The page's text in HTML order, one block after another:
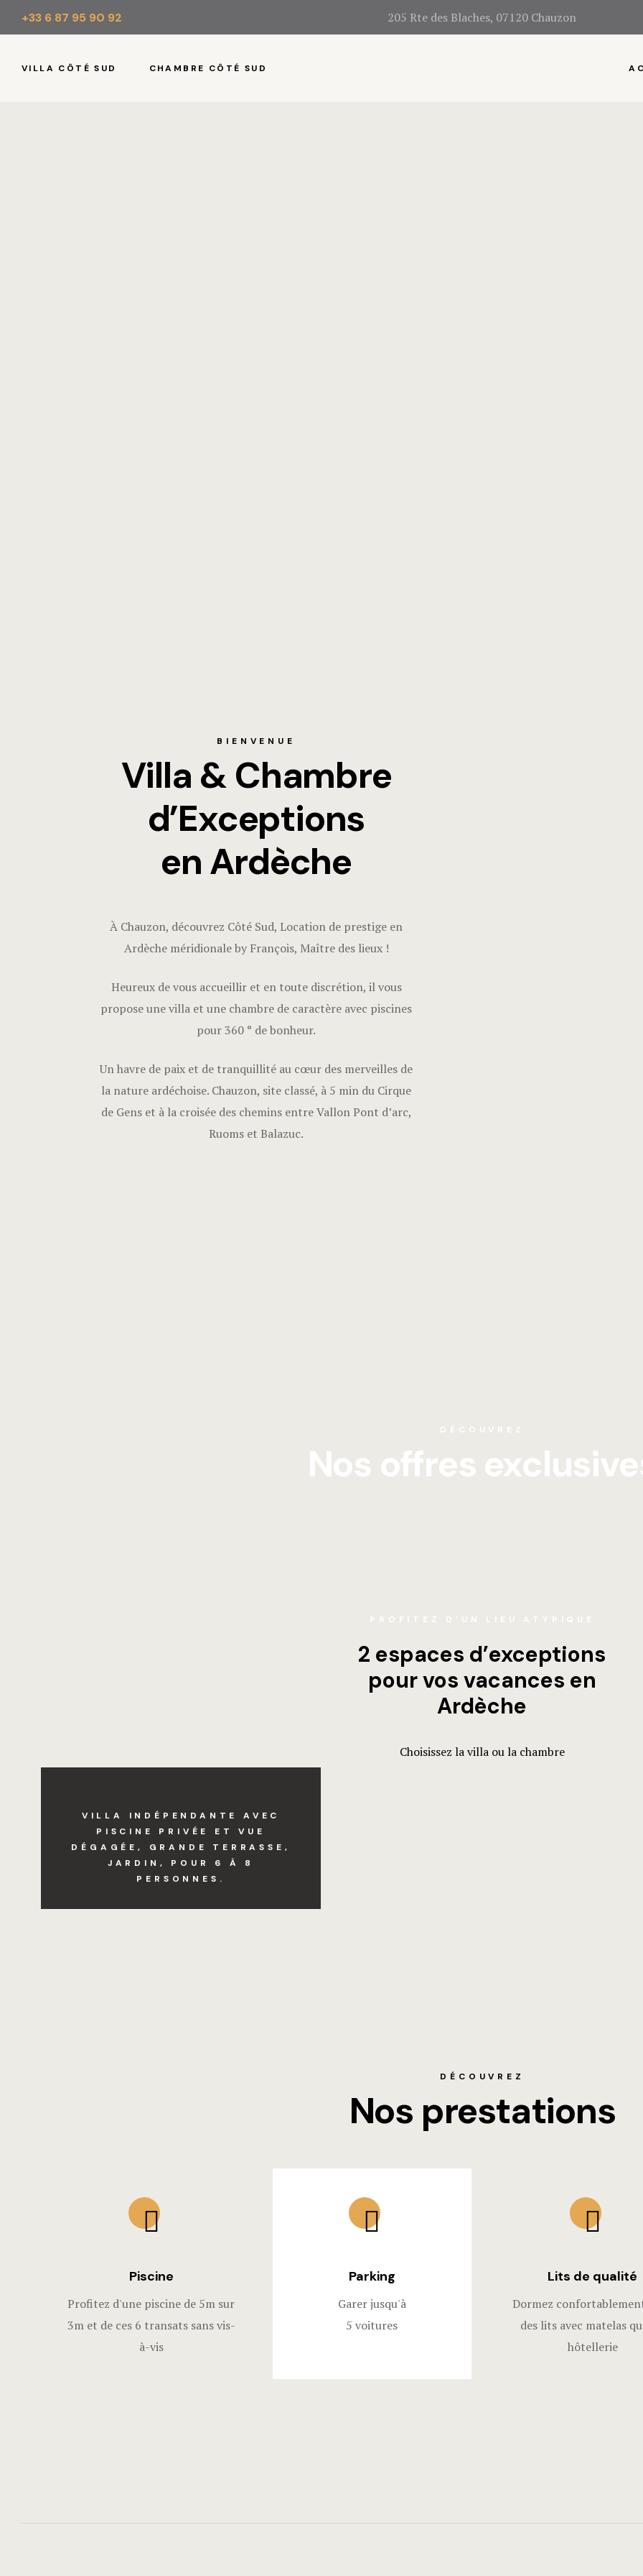
+33 6 87 95 90 92 205 Rte des Blaches, 07120 Chauzon
VILLA CÔTÉ SUD CHAMBRE CÔTÉ SUD
BIENVENUE
Villa & Chambre
d’Exceptions
en Ardèche
À Chauzon, découvrez Côté Sud, Location de prestige en
Ardèche méridionale by François, Maître des lieux !
Heureux de vous accueillir et en toute discrétion, il vous
propose une villa et une chambre de caractère avec piscines
pour 360 ° de bonheur.
Un havre de paix et de tranquillité au cœur des merveilles de
la nature ardéchoise. Chauzon, site classé, à 5 min du Cirque
de Gens et à la croisée des chemins entre Vallon Pont d’arc,
Ruoms et Balazuc.
DÉCOUVREZ
Nos offres
VILLA INDÉPENDANTE AVEC
PISCINE PRIVÉE ET VUE
DÉGAGÉE, GRANDE TERRASSE,
JARDIN, POUR 6 À 8
PERSONNES.
PROFITEZ D’UN LIEU ATYPIQUE
2 espaces d’exceptions
pour vos vacances en
Ardèche
Choisissez la villa ou la chambre
DÉCOUVREZ
Nos prestations
Piscine
Profitez d'une piscine de 5m sur
3m et de ces 6 transats sans vis-
à-vis
Parking​
Garer jusqu'à
5 voitures
Lits de qualité
Dormez
des lits avec matelas
hôtellerie